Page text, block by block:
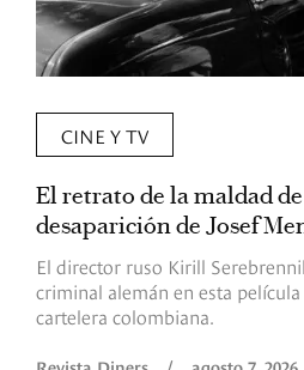
CINE Y TV
El retrato de la maldad de
desaparición de Josef
El director ruso Kirill
criminal alemán en esta
cartelera colombiana.